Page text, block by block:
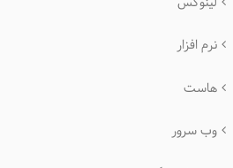
نرم افزار
هاست
وب سرور